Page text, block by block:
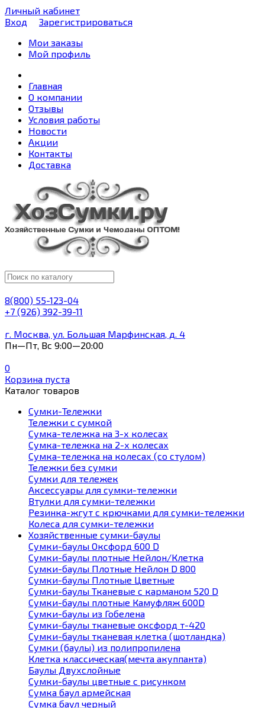
Личный кабинет
Вход
Зарегистрироваться
Мои заказы
Мой профиль
Главная
О компании
Отзывы
Условия работы
Новости
Акции
Контакты
Доставка
8(800) 55-123-04
+7 (926) 392-39-11
г. Москва, ул. Большая Марфинская, д. 4
Пн—Пт, Вс 9:00—20:00
0
Корзина пуста
Каталог товаров
Сумки-Тележки
Тележки с сумкой
Сумка-тележка на 3-х колесах
Сумка-тележка на 2-х колесах
Сумка-тележка на колесах (со стулом)
Тележки без сумки
Сумки для тележек
Аксессуары для сумки-тележки
Втулки для сумки-тележки
Резинка-жгут с крючками для сумки-тележки
Колеса для сумки-тележки
Хозяйственные сумки-баулы
Сумки-баулы Оксфорд 600 D
Сумки-баулы плотные Нейлон/Клетка
Сумки-баулы Плотные Нейлон D 800
Сумки-баулы Плотные Цветные
Сумки-баулы Тканевые с карманом 520 D
Сумки-баулы плотные Камуфляж 600D
Сумки-баулы из Гобелена
Сумки-баулы тканевые оксфорд т-420
Сумки-баулы тканевая клетка (шотландка)
Сумки (баулы) из полипропилена
Клетка классическая(мечта акуппанта)
Баулы Двухслойные
Сумки-баулы цветные с рисунком
Сумка баул армейская
Сумка баул черный